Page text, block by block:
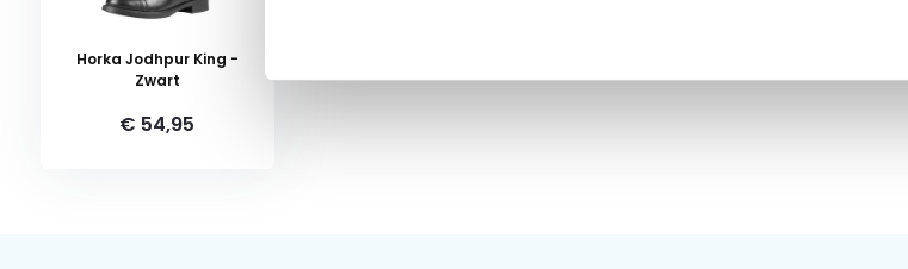
Horka Jodhpur King -
Zwart
€ 54,95